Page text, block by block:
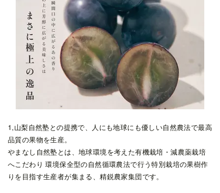
1,山梨自然塾との提携で、人にも地球にも優しい自然農法で最高
品質の果物を生産。
やまなし自然塾とは、地球環境を考えた有機栽培・減農薬栽培
へこだわり 環境保全型の自然循環農法で行う特別栽培の果樹作
りを目指す生産者が集まる、精鋭農家集団です。